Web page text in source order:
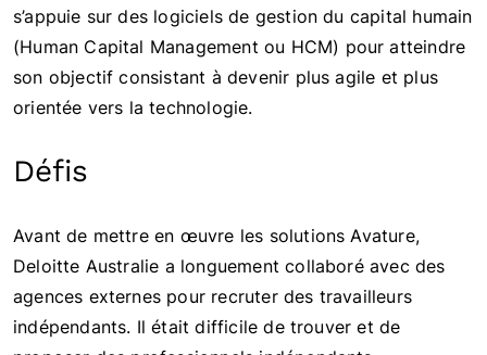
s’appuie sur des logiciels de gestion du capital humain
(Human Capital Management ou HCM) pour atteindre
son objectif consistant à devenir plus agile et plus
orientée vers la technologie.
Défis
Avant de mettre en œuvre les solutions Avature,
Deloitte Australie a longuement collaboré avec des
agences externes pour recruter des travailleurs
indépendants. Il était difficile de trouver et de